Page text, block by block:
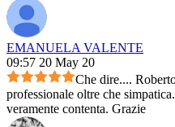
EMANUELA VALENTE
09:57 20 May 20
Che dire....
professionale oltre che
veramente contenta. Grazie